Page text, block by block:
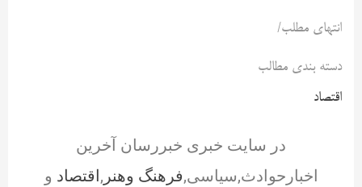
انتهای مطلب/
دسته بندی مطالب
اقتصاد
در سایت خبری خبررسان آخرین
اخبارحوادث,سیاسی,فرهنگ وهنر ,اقتصاد و